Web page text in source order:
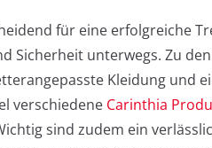
für eine erfolgreiche
Sicherheit unterwegs. Zu
Kleidung und
verschiedene Carinthia
sind zudem ein